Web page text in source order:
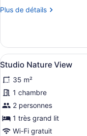
de
Nature
View
Plus de détails
Plus
Efficiency
Nature
View
Afficher
toutes
les
photos
pour
ce
type
10
Studio Nature View
35 m²
1 chambre
2 personnes
1 très grand lit
Wi-Fi gratuit